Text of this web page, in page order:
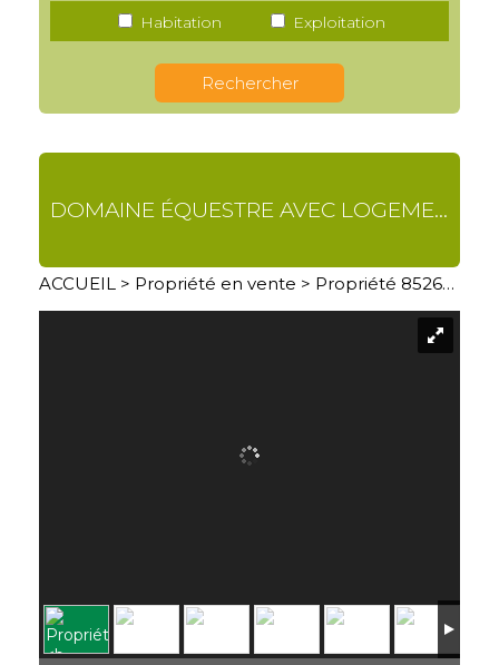
Habitation Exploitation
DOMAINE ÉQUESTRE AVEC LOGEMENTS INSOLITES
ACCUEIL > Propriété en vente > Propriété 8526LDL05